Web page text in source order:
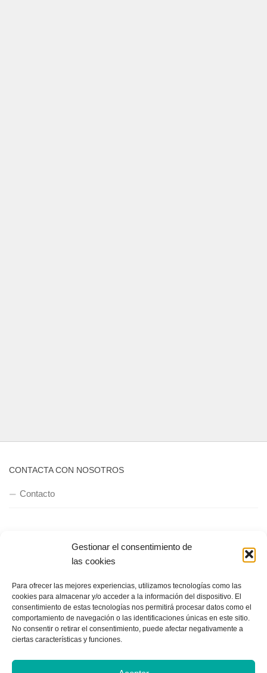
Gestionar el consentimiento de
las cookies
Para ofrecer las mejores experiencias, utilizamos tecnologías como las
cookies para almacenar y/o acceder a la información del dispositivo. El
consentimiento de estas tecnologías nos permitirá procesar datos como el
comportamiento de navegación o las identificaciones únicas en este sitio.
No consentir o retirar el consentimiento, puede afectar negativamente a
ciertas características y funciones.
CONTACTA CON NOSOTROS
Contacto
Quienes somos
POLÍTICA DE PRIVACIDAD
Política de privacidad